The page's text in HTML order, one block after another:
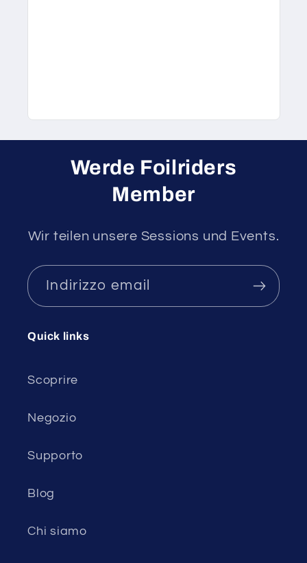
Werde Foilriders
Member
Wir teilen unsere Sessions und Events.
Indirizzo email
Quick links
Scoprire
Negozio
Supporto
Blog
Chi siamo